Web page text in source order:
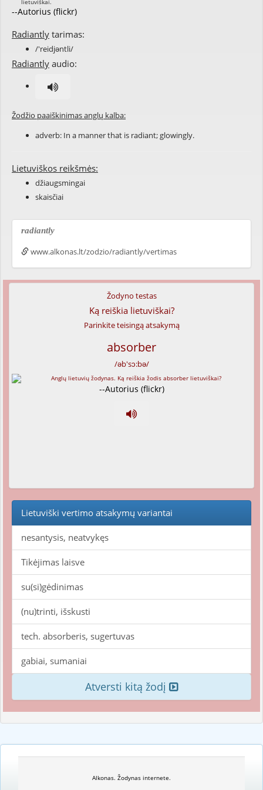
--Autorius (flickr)
Radiantly tarimas:
/'reidjəntli/
Radiantly audio:
Žodžio paaiškinimas anglų kalba:
adverb: In a manner that is radiant;glowingly.
Lietuviškos reikšmės:
džiaugsmingai
skaisčiai
radiantly
www.alkonas.lt/zodzio/radiantly/vertimas
Žodyno testas
Ką reiškia lietuviškai?
Parinkite teisingą atsakymą
absorber
/əb'sɔ:bə/
--Autorius (flickr)
Lietuviški vertimo atsakymų variantai
nesantysis, neatvykęs
Tikėjimas laisve
su(si)gėdinimas
(nu)trinti, išskusti
tech. absorberis, sugertuvas
gabiai, sumaniai
Atversti kitą žodį
Alkonas. Žodynas internete.